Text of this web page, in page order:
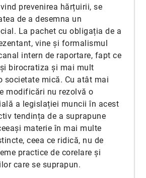
prevenirea hărțuirii, se
de a desemna un
La pachet cu obligația de a
vine și formalismul
intern de raportare, fapt ce
birocratiza și mai mult
societate mică. Cu atât mai
modificări nu rezolvă o
a legislației muncii în acest
tendința de a suprapune
materie în mai multe
ceea ce ridică, nu de
practice de corelare și
care se suprapun.